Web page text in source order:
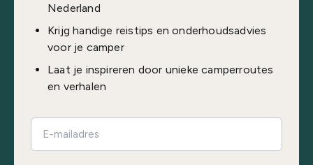
Nederland
Krijg handige reistips en onderhoudsadvies
voor je camper
Laat je inspireren door unieke camperroutes
en verhalen